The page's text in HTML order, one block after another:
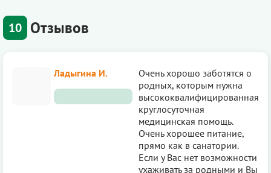
10 Отзывов
Ладыгина И.
Очень хорошо заботятся о
родных, которым нужна
высококвалифицированная
круглосуточная
медицинская помощь.
Очень хорошее питание,
прямо как в санатории.
Если у Вас нет возможности
ухаживать за родными и Вы